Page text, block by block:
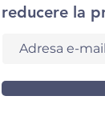
reducere la